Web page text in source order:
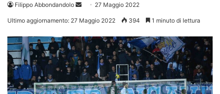
Filippo Abbondandolo
Invia 27 Maggio 2022
Ultimo aggiornamento: 27 Maggio 2022 394 1 minuto di lettura